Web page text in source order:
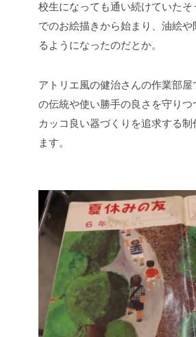
校生になっても通い続けていたそ
でのお絵描きから始まり、油絵や
るようになったのだとか。
アトリエ風の健治さんの作業部屋
の伝統や使い勝手の良さを守りつ
カッコ良い器づくりを追求する制
ます。